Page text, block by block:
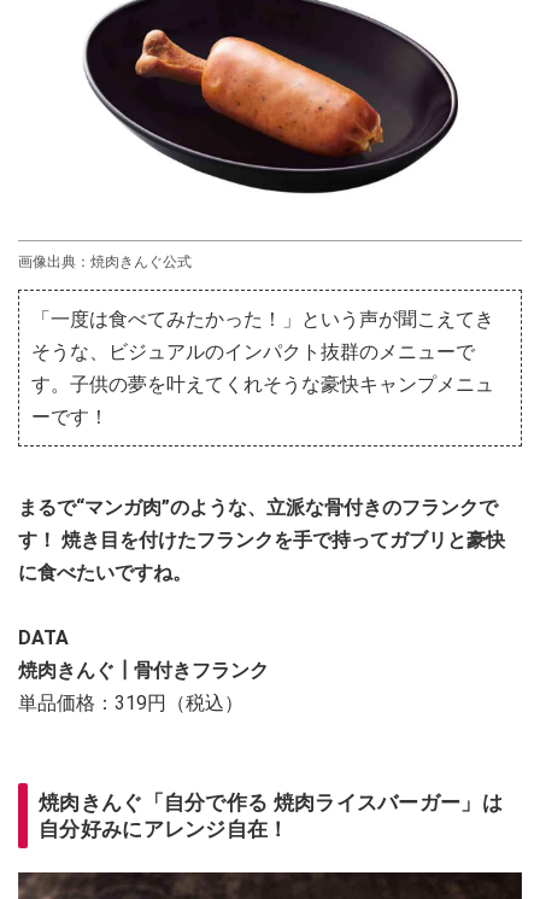
画像出典：焼肉きんぐ公式
「一度は食べてみたかった！」という声が聞こえてき
そうな、ビジュアルのインパクト抜群のメニューで
す。子供の夢を叶えてくれそうな豪快キャンプメニュ
ーです！
まるで“マンガ肉”のような、立派な骨付きのフランクで
す！ 焼き目を付けたフランクを手で持ってガブリと豪快
に食べたいですね。
DATA
焼肉きんぐ┃ 骨付きフランク
単品価格：319円（税込）
焼肉きんぐ「自分で作る 焼肉ライスバーガー」は
自分好みにアレンジ自在！